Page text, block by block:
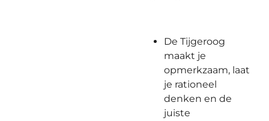
De Tijgeroog
maakt je
opmerkzaam, laat
je rationeel
denken en de
juiste